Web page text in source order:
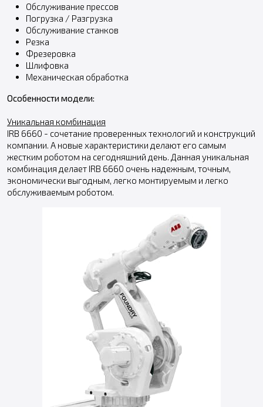
Обслуживание прессов
Погрузка / Разгрузка
Обслуживание станков
Резка
Фрезеровка
Шлифовка
Механическая обработка
Особенности модели:
Уникальная комбинация
IRB 6660 - сочетание проверенных технологий и конструкций
компании. А новые характеристики делают его самым
жестким роботом на сегодняшний день. Данная уникальная
комбинация делает IRB 6660 очень надежным, точным,
экономически выгодным, легко монтируемым и легко
обслуживаемым роботом.